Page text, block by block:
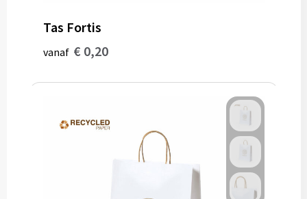
Tas Fortis
vanaf € 0,20